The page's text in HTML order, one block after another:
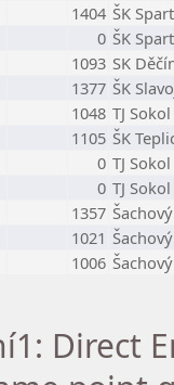
1404 ŠK
0 ŠK
1093 SK
1377 ŠK
1048 TJ
1105 ŠK
0 TJ
0 TJ
1357
1021
1006
Direct